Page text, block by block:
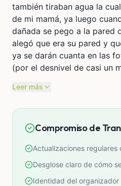
también tiraban agua la
de mi mamá, ya luego
dañada se pego a la pared
alegó que era su pared y
ya se darán cuanta en las
(por el desnivel de casi un
algo para dividir y cubrir
reforzar por el desnivel que
Agradecería mucho su
Leer más
Compromiso de
Actualizaciones
Desglose claro de cómo
Identidad del